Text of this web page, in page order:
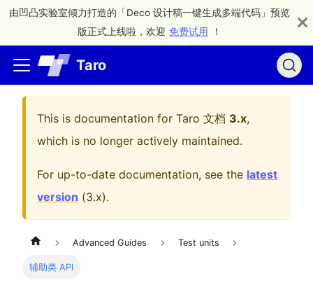
由凹凸实验室倾力打造的「Deco 设计稿一键生成多端代码」预览
版正式上线啦，欢迎 免费试用 ！
Taro
This is documentation for Taro 文档 3.x,
which is no longer actively maintained.
For up-to-date documentation, see the latest
version (3.x).
Advanced Guides Test units
辅助类 API